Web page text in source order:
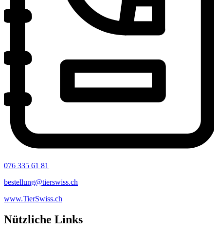
076 335 61 81
bestellung@tierswiss.ch
www.TierSwiss.ch
Nützliche Links